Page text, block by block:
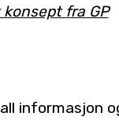
fra GP
informasjon